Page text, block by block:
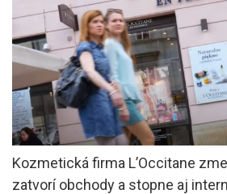
Kozmetická firma L’Occitane
zatvorí obchody a stopne aj